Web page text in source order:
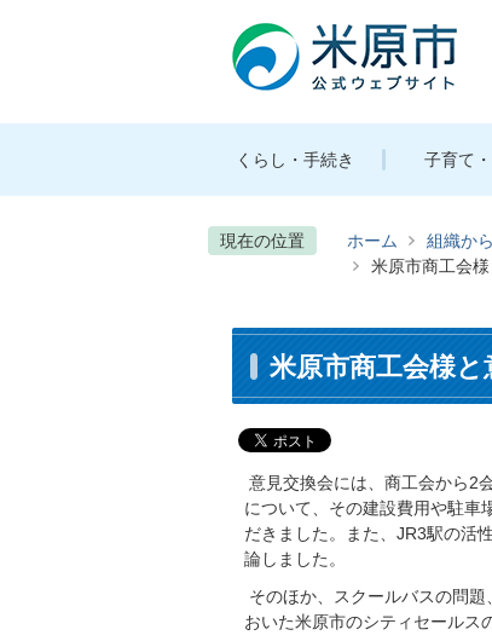
くらし・手続き 子育て
現在の位置 ホーム 組織か
米原市商工会
米原市商工会様
意見交換会には、商工会から2
について、その建設費用や駐車
だきました。また、JR3駅の活
論しました。
そのほか、スクールバスの問
おいた米原市のシティセールス